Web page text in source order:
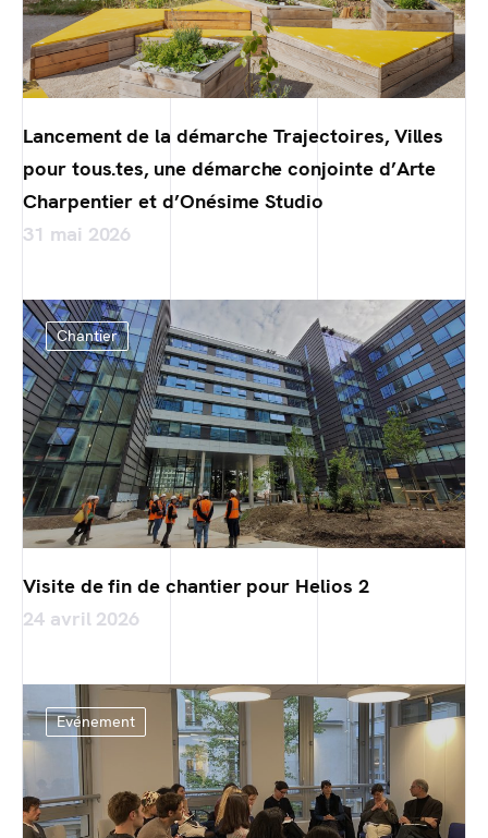
Lancement de la démarche Trajectoires, Villes
pour tous.tes, une démarche conjointe d’Arte
Charpentier et d’Onésime Studio
31 mai 2026
Chantier
Visite de fin de chantier pour Helios 2
24 avril 2026
Evénement